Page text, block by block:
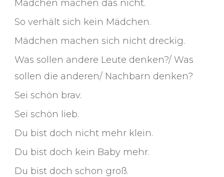
Mädchen machen das nicht.
So verhält sich kein Mädchen.
Mädchen machen sich nicht dreckig.
Was sollen andere Leute denken?/ Was
sollen die anderen/ Nachbarn denken?
Sei schön brav.
Sei schön lieb.
Du bist doch nicht mehr klein.
Du bist doch kein Baby mehr.
Du bist doch schon groß.